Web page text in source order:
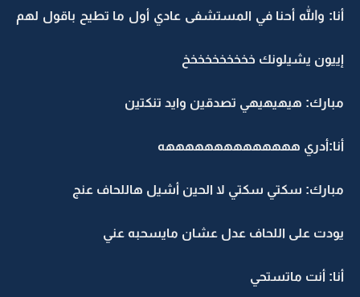
أنا: والله أحنا في المستشفى عادي أول ما تطيح باقول لهم
إييون يشيلونك خخخخخخخخخخ
مبارك: هيهيهيهي تصدقين وايد تنكتين
أنا:أدري ههههههههههههههه
مبارك: سكتي سكتي لا الحين أشيل هاللحاف عنج
يودت على اللحاف عدل عشان مايسحبه عني
أنا: أنت ماتستحي